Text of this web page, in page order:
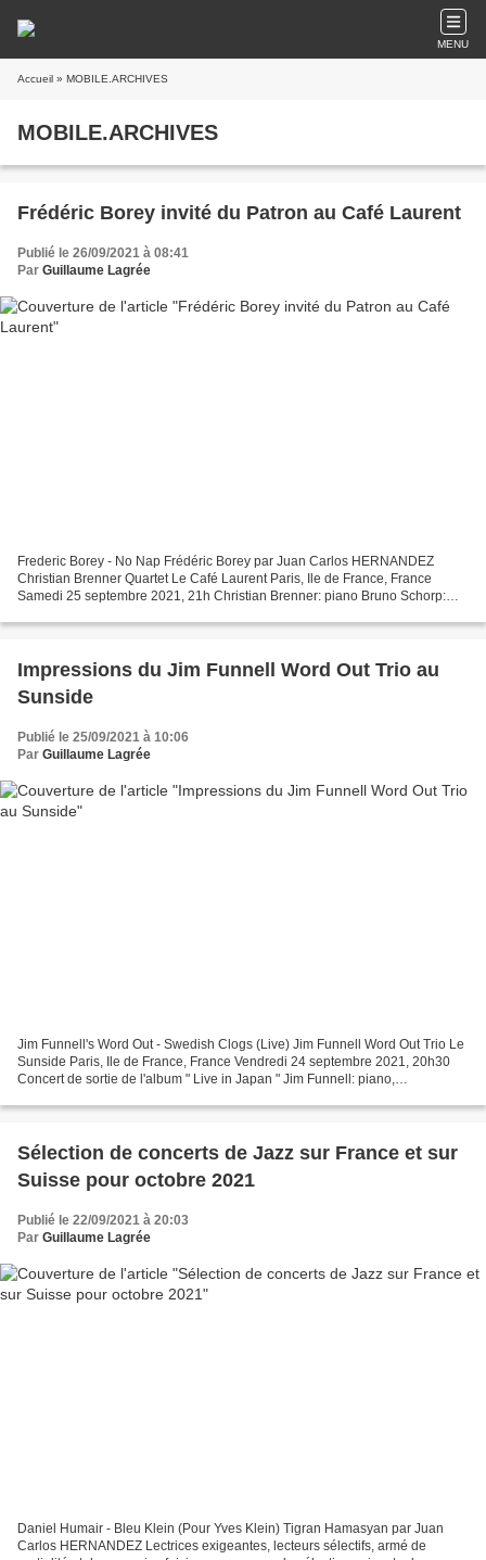
MENU
Accueil » MOBILE.ARCHIVES
MOBILE.ARCHIVES
Frédéric Borey invité du Patron au Café Laurent
Publié le 26/09/2021 à 08:41
Par Guillaume Lagrée
Frederic Borey - No Nap Frédéric Borey par Juan Carlos HERNANDEZ
Christian Brenner Quartet Le Café Laurent Paris, Ile de France, France
Samedi 25 septembre 2021, 21h Christian Brenner: piano Bruno Schorp:
Impressions du Jim Funnell Word Out Trio au
Sunside
Publié le 25/09/2021 à 10:06
Par Guillaume Lagrée
Jim Funnell's Word Out - Swedish Clogs (Live) Jim Funnell Word Out Trio Le
Sunside Paris, Ile de France, France Vendredi 24 septembre 2021, 20h30
Concert de sortie de l'album " Live in Japan " Jim Funnell: piano,
Sélection de concerts de Jazz sur France et sur
Suisse pour octobre 2021
Publié le 22/09/2021 à 20:03
Par Guillaume Lagrée
Daniel Humair - Bleu Klein (Pour Yves Klein) Tigran Hamasyan par Juan
Carlos HERNANDEZ Lectrices exigeantes, lecteurs sélectifs, armé de